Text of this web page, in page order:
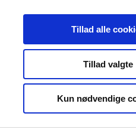
Tillad alle
Tillad valgte
Kun nødvendige
Særlige
produktområder